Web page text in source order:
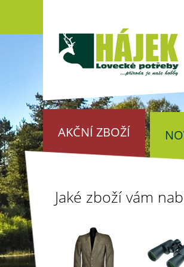
AKČNÍ ZBOŽÍ
Jaké zboží vám